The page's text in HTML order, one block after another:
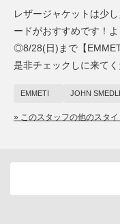
レザージャケットは少
ードがおすすめです！
◎8/28(日)まで【
是非チェックしに来て
EMMETI JOHN
» このスタッフの他のスタ